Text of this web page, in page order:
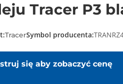
Tracer P3
TracerSymbol producenta:
się aby zobaczyć cenę